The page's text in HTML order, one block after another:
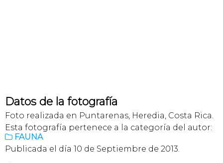
Datos de la fotografía
Foto realizada en Puntarenas, Heredia, Costa Rica.
Esta fotografía pertenece a la categoría del autor:
 FAUNA
Publicada el día 10 de Septiembre de 2013.